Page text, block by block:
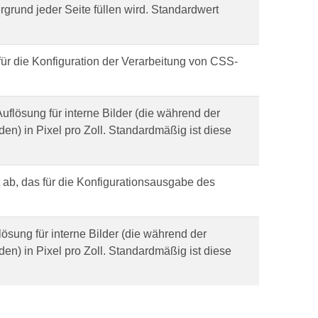
jeder Seite füllen wird. Standardwert
die Konfiguration der Verarbeitung von CSS-
für interne Bilder (die während der
in Pixel pro Zoll. Standardmäßig ist diese
das für die Konfigurationsausgabe des
für interne Bilder (die während der
in Pixel pro Zoll. Standardmäßig ist diese